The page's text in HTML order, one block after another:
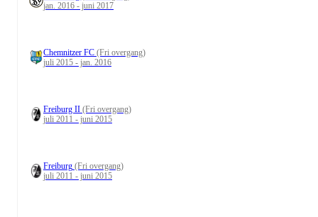
jan. 2016 - juni 2017
Chemnitzer FC (Fri overgang)
juli 2015 - jan. 2016
Freiburg II (Fri overgang)
juli 2011 - juni 2015
Freiburg (Fri overgang)
juli 2011 - juni 2015